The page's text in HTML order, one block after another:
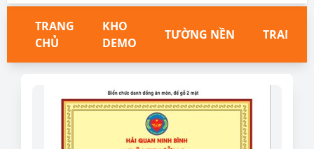
TRANG
CHỦ
KHO
DEMO
TƯỜNG NỀN TRANH